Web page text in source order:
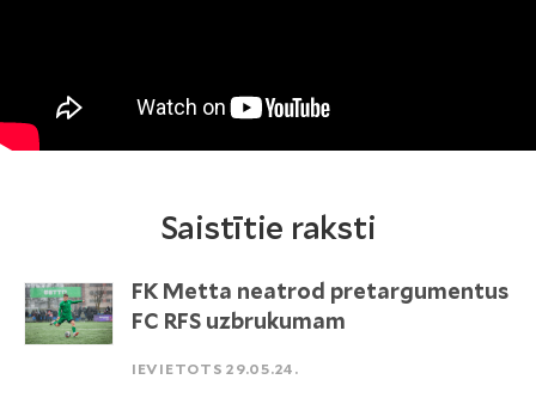
Saistītie raksti
FK Metta neatrod pretargumentus
FC RFS uzbrukumam
IEVIETOTS 29.05.24.